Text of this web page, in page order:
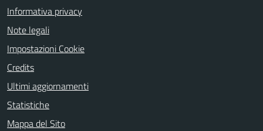
Informativa privacy
Note legali
Impostazioni Cookie
Credits
Ultimi aggiornamenti
Statistiche
Mappa del Sito